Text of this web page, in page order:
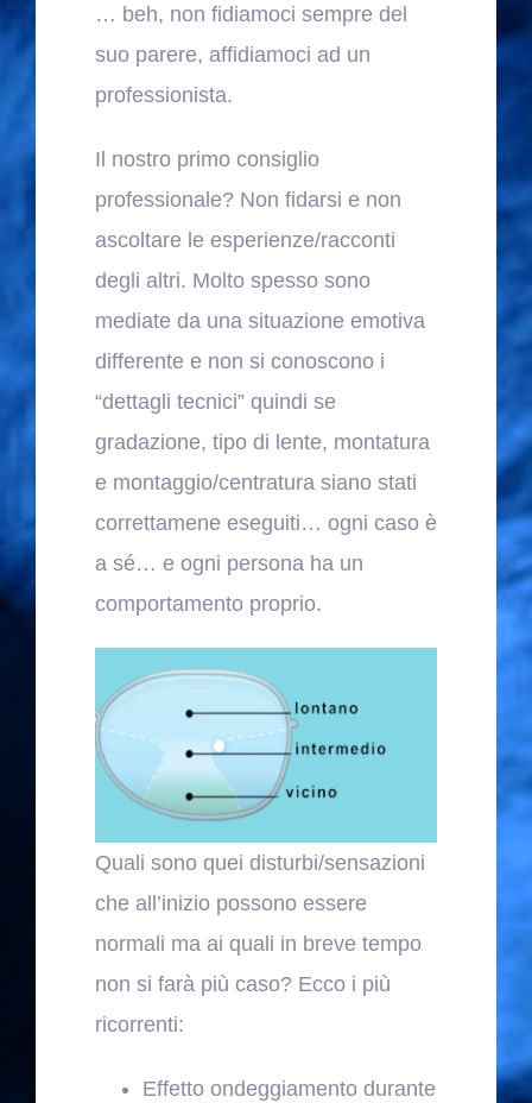
… beh, non fidiamoci sempre del
suo parere, affidiamoci ad un
professionista.
Il nostro primo consiglio
professionale? Non fidarsi e non
ascoltare le esperienze/racconti
degli altri. Molto spesso sono
mediate da una situazione emotiva
differente e non si conoscono i
“dettagli tecnici” quindi se
gradazione, tipo di lente, montatura
e montaggio/centratura siano stati
correttamene eseguiti… ogni caso è
a sé… e ogni persona ha un
comportamento proprio.
Quali sono quei disturbi/sensazioni
che all’inizio possono essere
normali ma ai quali in breve tempo
non si farà più caso? Ecco i più
ricorrenti:
Effetto ondeggiamento durante